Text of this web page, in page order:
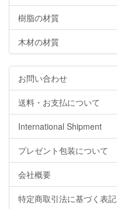
樹脂の材質
木材の材質
お問い合わせ
送料・お支払について
International Shipment
プレゼント包装について
会社概要
特定商取引法に基づく表記